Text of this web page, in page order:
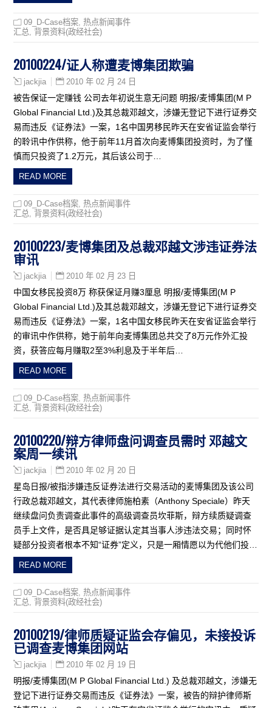
09_D-Case档案 ,热点新闻事件
汇总
背景资料(政经社会)
20100224/证人称遭麦博集团欺骗
jackjia 2010 年 02 月 24 日
被告保证一定赚钱 公司去年初说生意无问题 明报/麦博集团(M P
Global Financial Ltd.)及其总裁邓越文，涉嫌无登记下进行证券交
易而违反《证券法》一案，1名中国男移民昨天在安省证监会举行
的聆讯中作供称，他于前年11月首次向麦博集团投资时，为了慬
慎而只投资了1.2万元，其后该公司于…
READ MORE
09_D-Case档案 ,热点新闻事件
汇总
背景资料(政经社会)
20100223/麦博集团及总裁邓越文涉违证券法
审讯
jackjia 2010 年 02 月 23 日
中国女移民投资8万 称获保证月赚3厘息 明报/麦博集团(M P
Global Financial Ltd.)及其总裁邓越文，涉嫌无登记下进行证券交
易而违反《证券法》一案，1名中国女移民昨天在安省证监会举行
的审讯中作供称，她于前年向麦博集团总共交了8万元作外汇投
资，获答应每月赚取2至3%利息及于半年后…
READ MORE
09_D-Case档案 ,热点新闻事件
汇总
背景资料(政经社会)
20100220/辩方律师盘问调查员需时 邓越文
案周一续讯
jackjia 2010 年 02 月 20 日
星岛日报/被指涉嫌违反证券法进行交易活动的麦博集团及该公司
行政总裁邓越文，其代表律师施柏素（Anthony Speciale）昨天
继续盘问负责调查此事件的高级调查员坎菲斯，辩方续质疑调查
员手上文件，是否具足够证据认定其当事人涉违法交易；同时怀
疑部分投资者根本不知“证券”定义，只是一厢情愿以为代他们投…
READ MORE
09_D-Case档案 ,热点新闻事件
汇总
背景资料(政经社会)
20100219/律师质疑证监会存偏见，未接投诉
已调查麦博集团网站
jackjia 2010 年 02 月 19 日
明报/麦博集团(M P Global Financial Ltd.) 及总裁邓越文，涉嫌无
登记下进行证券交易而违反《证券法》一案，被告的辩护律师斯